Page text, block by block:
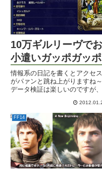
10万ギルリーヴでお
小遣いガッポガッポ
情報系の日記を書くとアクセ
がパァンと跳ね上がりますね～
データ検証は楽しいのですが、
ーとしては普段のお気楽日記の
が好きかなｗでもこういうの
でシェフ仲間が出来たりしま
で、それもまた楽し。今日はお
小...
FF14